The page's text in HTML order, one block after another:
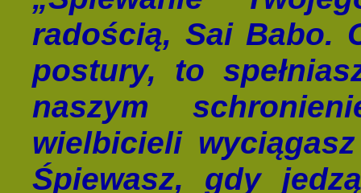
radością, Sai Babo.
postury, to
naszym
wielbicieli
Śpiewasz, gdy